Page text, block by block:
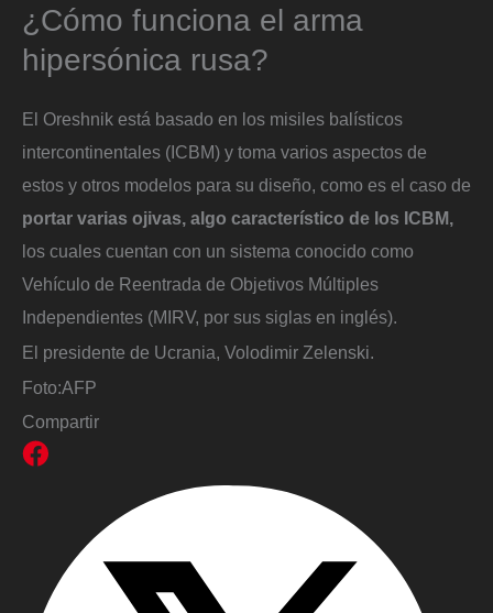
¿Cómo funciona el arma
hipersónica rusa?
El Oreshnik está basado en los misiles balísticos
intercontinentales (ICBM) y toma varios aspectos de
estos y otros modelos para su diseño, como es el caso de
portar varias ojivas, algo característico de los ICBM,
los cuales cuentan con un sistema conocido como
Vehículo de Reentrada de Objetivos Múltiples
Independientes (MIRV, por sus siglas en inglés).
El presidente de Ucrania, Volodimir Zelenski.
Foto:AFP
Compartir